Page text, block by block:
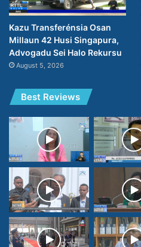
Kazu Transferénsia Osan
Millaun 42 Husi Singapura,
Advogadu Sei Halo Rekursu
August 5, 2026
Best Reviews